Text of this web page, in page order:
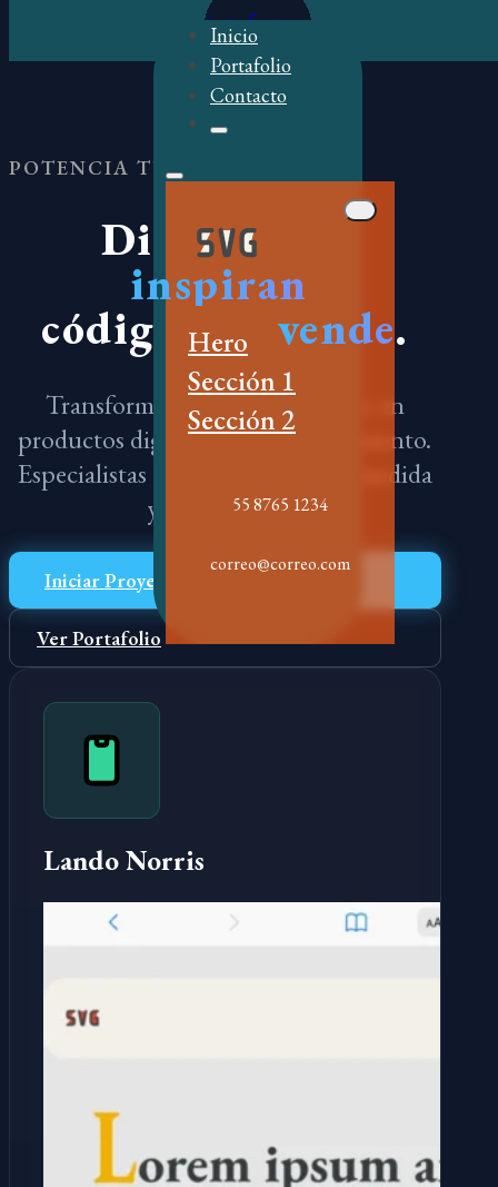
Skip to footer
Inicio
Portafolio
Contacto
Hero
Sección 1
Sección 2
55 8765 1234
correo@correo.com
POTENCIA TU MARCA
Diseños que
inspiran
código que vende.
Transformamos ideas abstractas en
productos digitales de alto rendimiento.
Especialistas en UX, desarrollo a medida
y escalabilidad.
Iniciar Proyecto
Ver Portafolio
Lando Norris